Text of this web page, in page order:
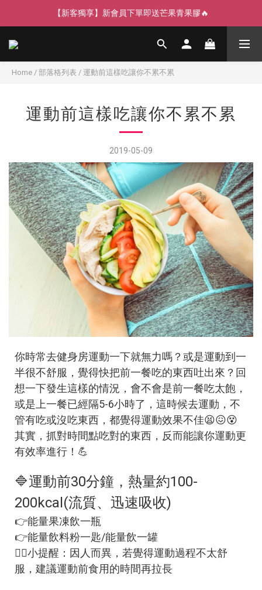
【寵愛88】指定商品任選2件88折🎁
【新客獨享】新會員下單即送芒果青果膠🔥
【LINE好友】綁定贈100元折價券🌟
Home / 部落格列表 / 運動前這樣吃讓你不累不累
運動前這樣吃讓你不累不累
2019-05-09
你時常去健身房運動一下就無力嗎？或是運動到一
半很不舒服，覺得快把前一餐吃的東西吐出來？回
想一下發生這樣的情況，會不會是前一餐吃太飽，
或是上一餐已經隔5-6小時了，這時候去運動，不
管有吃或沒吃東西，都覺得運動效果不佳😫😖😵
其實，抓對時間點吃對的東西，反而能讓你運動更
有效率進行！💪
🔷運動前30分鐘，熱量約100-
200kcal(流質、迅速吸收)
👉能量果凍飲一瓶
👉能量飲料粉一匙/能量飲一罐
💁‍♂️小提醒：因人而異，若覺得運動過程不太舒
服，建議運動前食用的時間再拉長